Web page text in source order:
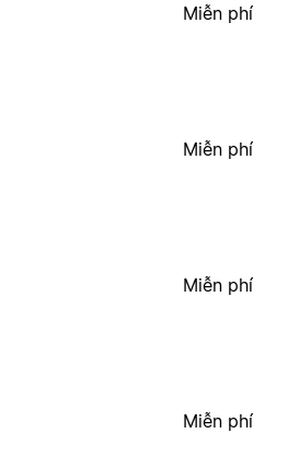
Miễn phí
Miễn phí
Miễn phí
Miễn phí